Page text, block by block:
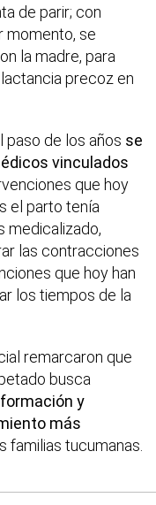
de parir; con
momento, se
la madre, para
precoz en
paso de los años se
vinculados
que hoy
el parto tenía
medicalizado,
las contracciones
que hoy han
los tiempos de la
remarcaron que
busca
y
más
familias tucumanas.